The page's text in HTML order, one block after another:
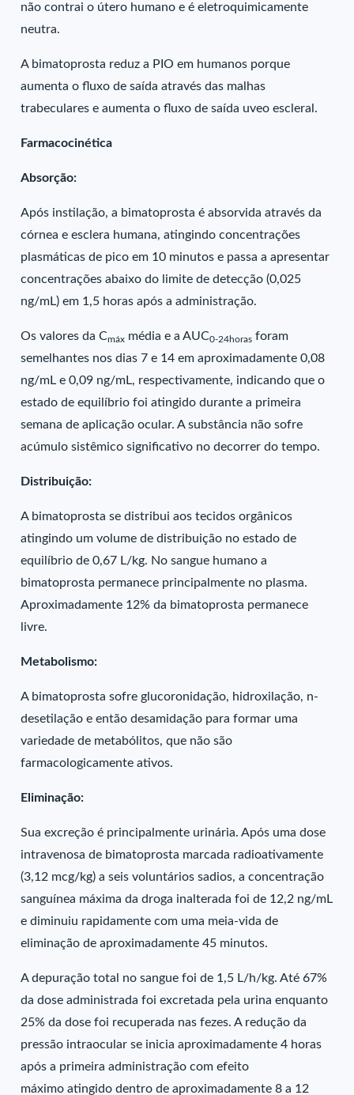
não contrai o útero humano e é eletroquimicamente
neutra.
A bimatoprosta reduz a PIO em humanos porque
aumenta o fluxo de saída através das malhas
trabeculares e aumenta o fluxo de saída uveo escleral.
Farmacocinética
Absorção:
Após instilação, a bimatoprosta é absorvida através da
córnea e esclera humana, atingindo concentrações
plasmáticas de pico em 10 minutos e passa a apresentar
concentrações abaixo do limite de detecção (0,025
ng/mL) em 1,5 horas após a administração.
Os valores da Cmáx média e a AUC0-24horas foram
semelhantes nos dias 7 e 14 em aproximadamente 0,08
ng/mL e 0,09 ng/mL, respectivamente, indicando que o
estado de equilíbrio foi atingido durante a primeira
semana de aplicação ocular. A substância não sofre
acúmulo sistêmico significativo no decorrer do tempo.
Distribuição:
A bimatoprosta se distribui aos tecidos orgânicos
atingindo um volume de distribuição no estado de
equilíbrio de 0,67 L/kg. No sangue humano a
bimatoprosta permanece principalmente no plasma.
Aproximadamente 12% da bimatoprosta permanece
livre.
Metabolismo:
A bimatoprosta sofre glucoronidação, hidroxilação, n-
desetilação e então desamidação para formar uma
variedade de metabólitos, que não são
farmacologicamente ativos.
Eliminação:
Sua excreção é principalmente urinária. Após uma dose
intravenosa de bimatoprosta marcada radioativamente
(3,12 mcg/kg) a seis voluntários sadios, a concentração
sanguínea máxima da droga inalterada foi de 12,2 ng/mL
e diminuiu rapidamente com uma meia-vida de
eliminação de aproximadamente 45 minutos.
A depuração total no sangue foi de 1,5 L/h/kg. Até 67%
da dose administrada foi excretada pela urina enquanto
25% da dose foi recuperada nas fezes. A redução da
pressão intraocular se inicia aproximadamente 4 horas
após a primeira administração com efeito
máximo atingido dentro de aproximadamente 8 a 12